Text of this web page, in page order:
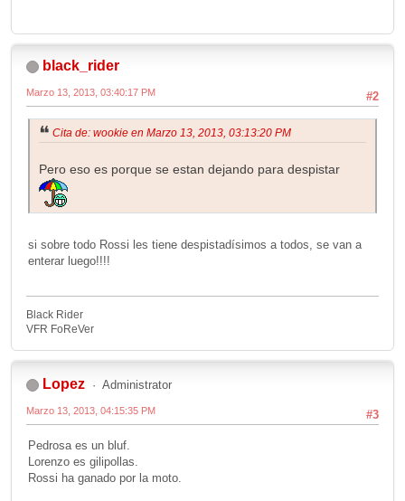
black_rider
#2
Marzo 13, 2013, 03:40:17 PM
Cita de: wookie en Marzo 13, 2013, 03:13:20 PM
Pero eso es porque se estan dejando para despistar
si sobre todo Rossi les tiene despistadísimos a todos, se van a
enterar luego!!!!
Black Rider
VFR FoReVer
Lopez Administrator
#3
Marzo 13, 2013, 04:15:35 PM
Pedrosa es un bluf.
Lorenzo es gilipollas.
Rossi ha ganado por la moto.